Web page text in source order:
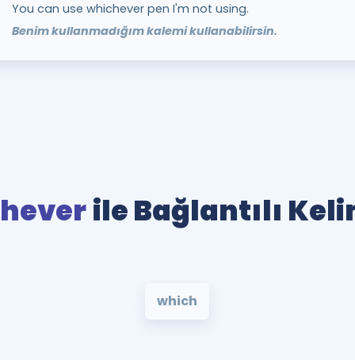
You can use whichever pen I'm not using.
Benim kullanmadığım kalemi kullanabilirsin.
ile Bağlantılı
which